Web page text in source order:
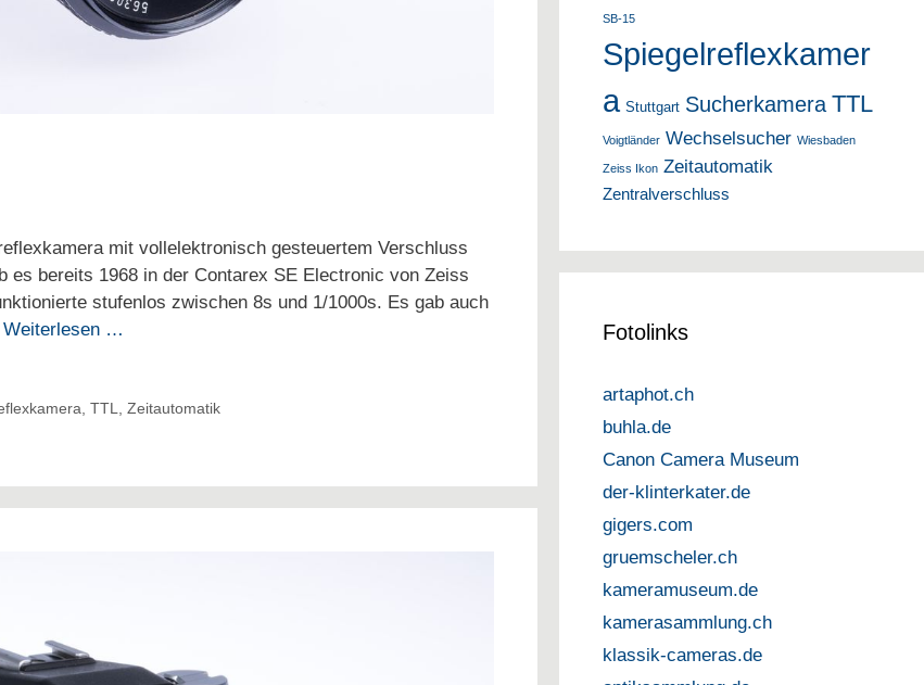
mit vollelektronisch gesteuertem Verschluss
es bereits 1968 in der Contarex SE Electronic von Zeiss
stufenlos zwischen 8s und 1/1000s. Es gab auch
Weiterlesen …
TTL
Zeitautomatik
SB-15
Spiegelreflexkamer
a Stuttgart Sucherkamera TTL
Voigtländer Wechselsucher Wiesbaden
Zeiss Ikon Zeitautomatik
Zentralverschluss
Fotolinks
artaphot.ch
buhla.de
Canon Camera Museum
der-klinterkater.de
gigers.com
gruemscheler.ch
kameramuseum.de
kamerasammlung.ch
klassik-cameras.de